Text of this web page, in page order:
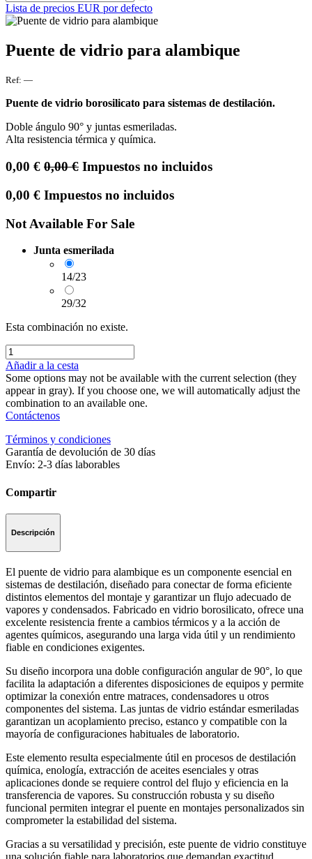
Lista de precios EUR por defecto
Puente de vidrio para alambique
Ref: —
Puente de vidrio borosilicato para sistemas de destilación.
Doble ángulo 90° y juntas esmeriladas.
Alta resistencia térmica y química.
0,00 € 0,00€ Impuestos no incluidos
0,00 € Impuestos no incluidos
Not Available For Sale
Junta esmerilada
14/23
29/32
Esta combinación no existe.
Añadir a la cesta
Some options may not be available with the current selection (they
appear in gray). If you choose one, we will automatically adjust the
combination to an available one.
Contáctenos
Términos y condiciones
Garantía de devolución de 30 días
Envío: 2-3 días laborables
Compartir
Descripción
El puente de vidrio para alambique es un componente esencial en
sistemas de destilación, diseñado para conectar de forma eficiente
distintos elementos del montaje y garantizar un flujo adecuado de
vapores y condensados. Fabricado en vidrio borosilicato, ofrece una
excelente resistencia frente a cambios térmicos y a la acción de
agentes químicos, asegurando una larga vida útil y un rendimiento
fiable en condiciones exigentes.
Su diseño incorpora una doble configuración angular de 90°, lo que
facilita la adaptación a diferentes disposiciones de equipos y permite
optimizar la conexión entre matraces, condensadores u otros
componentes del sistema. Las juntas de vidrio estándar esmeriladas
garantizan un acoplamiento preciso, estanco y compatible con la
mayoría de configuraciones habituales de laboratorio.
Este elemento resulta especialmente útil en procesos de destilación
química, enología, extracción de aceites esenciales y otras
aplicaciones donde se requiere control del flujo y eficiencia en la
transferencia de vapores. Su construcción robusta y su diseño
funcional permiten integrar el puente en montajes personalizados sin
comprometer la estabilidad del sistema.
Gracias a su versatilidad y precisión, este puente de vidrio constituye
una solución fiable para laboratorios que demandan exactitud,